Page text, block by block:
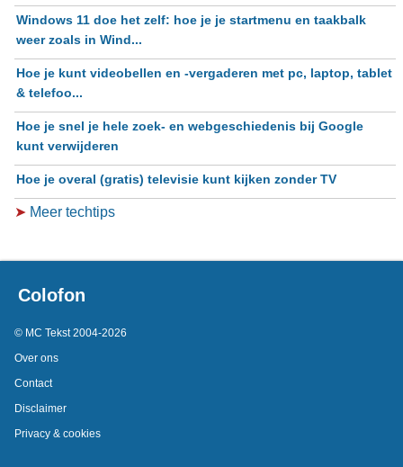
Windows 11 doe het zelf: hoe je je startmenu en taakbalk
weer zoals in Wind...
Hoe je kunt videobellen en -vergaderen met pc, laptop, tablet
& telefoo...
Hoe je snel je hele zoek- en webgeschiedenis bij Google
kunt verwijderen
Hoe je overal (gratis) televisie kunt kijken zonder TV
➤ Meer techtips
Colofon
© MC Tekst 2004-2026
Over ons
Contact
Disclaimer
Privacy & cookies